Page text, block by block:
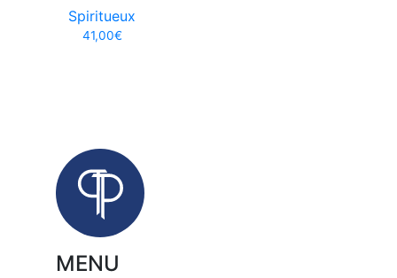
Spiritueux
41,00€
MENU